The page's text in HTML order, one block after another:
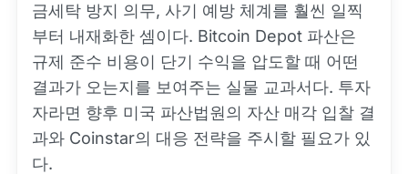
금세탁 방지 의무, 사기 예방 체계를 훨씬 일찍
부터 내재화한 셈이다. Bitcoin Depot 파산은
규제 준수 비용이 단기 수익을 압도할 때 어떤
결과가 오는지를 보여주는 실물 교과서다. 투자
자라면 향후 미국 파산법원의 자산 매각 입찰 결
과와 Coinstar의 대응 전략을 주시할 필요가 있
다.